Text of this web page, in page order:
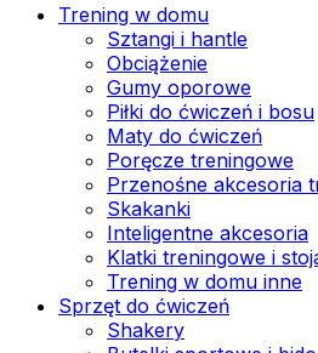
Trening w domu
Sztangi i hantle
Obciążenie
Gumy oporowe
Piłki do ćwiczeń i bosu
Maty do ćwiczeń
Poręcze treningowe
Przenośne akcesoria
Skakanki
Inteligentne akcesoria
Klatki treningowe i
Trening w domu inne
Sprzęt do ćwiczeń
Shakery